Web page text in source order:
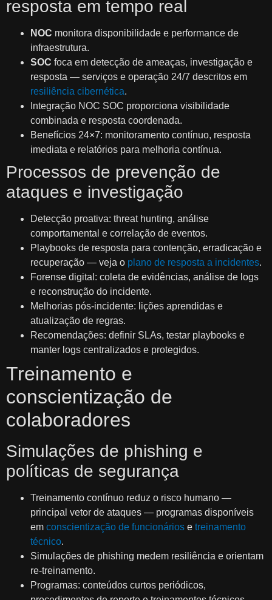
resposta em tempo real
NOC monitora disponibilidade e performance de
infraestrutura.
SOC foca em detecção de ameaças, investigação e
resposta — serviços e operação 24/7 descritos em
resiliência cibernética.
Integração NOC SOC proporciona visibilidade
combinada e resposta coordenada.
Benefícios 24×7: monitoramento contínuo, resposta
imediata e relatórios para melhoria contínua.
Processos de prevenção de
ataques e investigação
Detecção proativa: threat hunting, análise
comportamental e correlação de eventos.
Playbooks de resposta para contenção, erradicação e
recuperação — veja o plano de resposta a incidentes.
Forense digital: coleta de evidências, análise de logs
e reconstrução do incidente.
Melhorias pós-incidente: lições aprendidas e
atualização de regras.
Recomendações: definir SLAs, testar playbooks e
manter logs centralizados e protegidos.
Treinamento e
conscientização de
colaboradores
Simulações de phishing e
políticas de segurança
Treinamento contínuo reduz o risco humano —
principal vetor de ataques — programas disponíveis
em conscientização de funcionários e treinamento
técnico.
Simulações de phishing medem resiliência e orientam
re-treinamento.
Programas: conteúdos curtos periódicos,